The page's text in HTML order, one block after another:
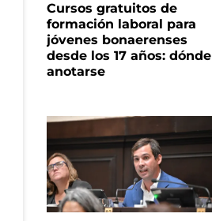
Cursos gratuitos de
formación laboral para
jóvenes bonaerenses
desde los 17 años: dónde
anotarse